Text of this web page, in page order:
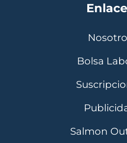
Bolsa
Salmon